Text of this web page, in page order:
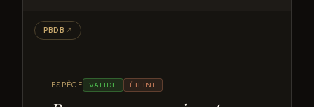
ESPÈCE VALIDE ÉTEINT
PBDB ↗